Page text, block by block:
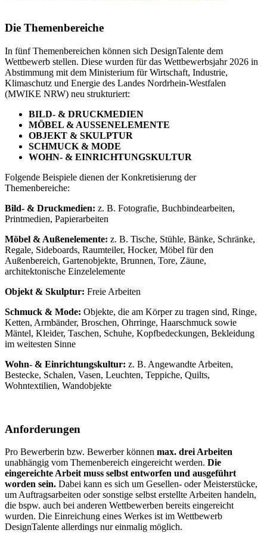
Die Themenbereiche
In fünf Themenbereichen können sich DesignTalente dem
Wettbewerb stellen. Diese wurden für das Wettbewerbsjahr 2026 in
Abstimmung mit dem Ministerium für Wirtschaft, Industrie,
Klimaschutz und Energie des Landes Nordrhein-Westfalen
(MWIKE NRW) neu strukturiert:
BILD- & DRUCKMEDIEN
MÖBEL & AUSSENELEMENTE
OBJEKT & SKULPTUR
SCHMUCK & MODE
WOHN- & EINRICHTUNGSKULTUR
Folgende Beispiele dienen der Konkretisierung der
Themenbereiche:
Bild- & Druckmedien: z. B. Fotografie, Buchbindearbeiten,
Printmedien, Papierarbeiten
Möbel & Außenelemente: z. B. Tische, Stühle, Bänke, Schränke,
Regale, Sideboards, Raumteiler, Hocker, Möbel für den
Außenbereich, Gartenobjekte, Brunnen, Tore, Zäune,
architektonische Einzelelemente
Objekt & Skulptur: Freie Arbeiten
Schmuck & Mode: Objekte, die am Körper zu tragen sind, Ringe,
Ketten, Armbänder, Broschen, Ohrringe, Haarschmuck sowie
Mäntel, Kleider, Taschen, Schuhe, Kopfbedeckungen, Bekleidung
im weitesten Sinne
Wohn- & Einrichtungskultur: z. B. Angewandte Arbeiten,
Bestecke, Schalen, Vasen, Leuchten, Teppiche, Quilts,
Wohntextilien, Wandobjekte
Anforderungen
Pro Bewerberin bzw. Bewerber können max. drei Arbeiten
unabhängig vom Themenbereich eingereicht werden. Die
eingereichte Arbeit muss selbst entworfen und ausgeführt
worden sein. Dabei kann es sich um Gesellen- oder Meisterstücke,
um Auftragsarbeiten oder sonstige selbst erstellte Arbeiten handeln,
die bspw. auch bei anderen Wettbewerben bereits eingereicht
wurden. Die Einreichung eines Werkes ist im Wettbewerb
DesignTalente allerdings nur einmalig möglich.